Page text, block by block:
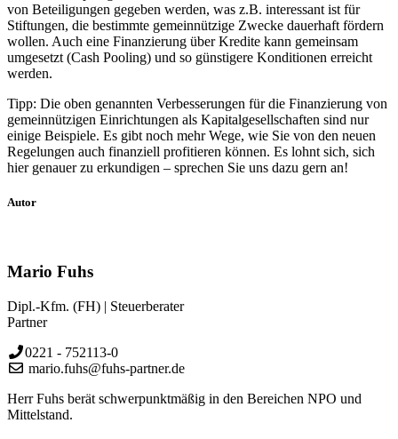
von Beteiligungen gegeben werden, was z.B. interessant ist für
Stiftungen, die bestimmte gemeinnützige Zwecke dauerhaft fördern
wollen. Auch eine Finanzierung über Kredite kann gemeinsam
umgesetzt (Cash Pooling) und so günstigere Konditionen erreicht
werden.
Tipp: Die oben genannten Verbesserungen für die Finanzierung von
gemeinnützigen Einrichtungen als Kapitalgesellschaften sind nur
einige Beispiele. Es gibt noch mehr Wege, wie Sie von den neuen
Regelungen auch finanziell profitieren können. Es lohnt sich, sich
hier genauer zu erkundigen – sprechen Sie uns dazu gern an!
Autor
Mario Fuhs
Dipl.-Kfm. (FH) | Steuerberater
Partner
0221 - 752113-0
mario.fuhs@fuhs-partner.de
Herr Fuhs berät schwerpunktmäßig in den Bereichen NPO und
Mittelstand.